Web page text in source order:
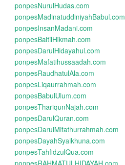
ponpesNurulHudas.com
ponpesMadinatuddiniyahBabul.com
ponpesInsanMadani.com
ponpesBaitilHikmah.com
ponpesDarulHidayahul.com
ponpesMafatihussaadah.com
ponpesRaudhatulAla.com
ponpesLiqaurrahmah.com
ponpesBabulUlum.com
ponpesThariqunNajah.com
ponpesDarulQuran.com
ponpesDarulMifathurrahmah.com
ponpesDayahSyaikhuna.com
ponpesTahfidzulQua.com
ponpesRAHMATULHIDAYAH.com